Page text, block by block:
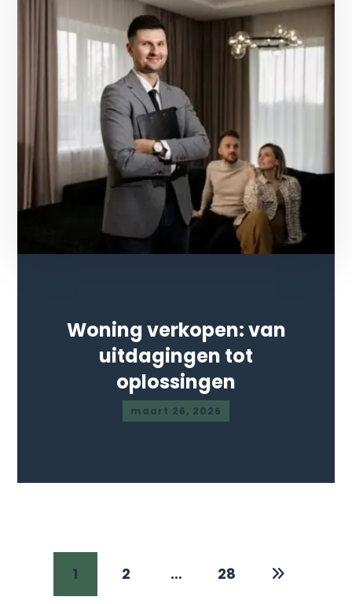
Woning verkopen: van
uitdagingen tot
oplossingen
maart 26, 2026
1 2 … 28